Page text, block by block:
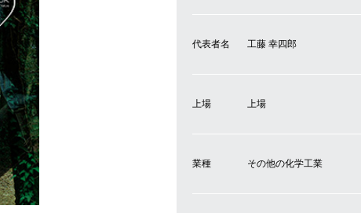
代表者名 工藤 幸四郎
上場 上場
業種 その他の化学工業